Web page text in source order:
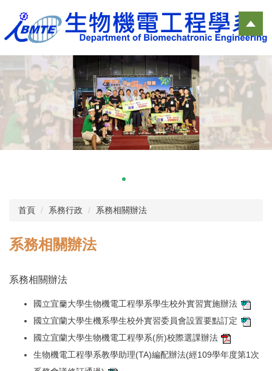
主
容
區
首頁 系務行政 系務相關辦法
系務相關辦法
系務相關辦法
國立宜蘭大學生物機電工程學系學生校外實習實施辦法
國立宜蘭大學生機系學生校外實習委員會設置要點訂定
國立宜蘭大學生物機電工程學系(所)校際選課辦法
生物機電工程學系教學助理(TA)編配辦法(經109學年度第1次